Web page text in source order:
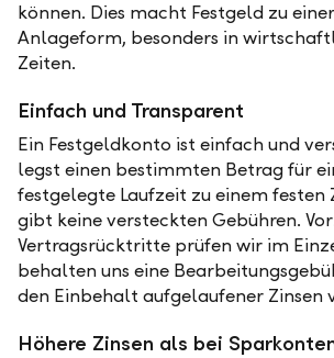
können. Dies macht Festgeld zu
Anlageform, besonders in
Zeiten.
Einfach und Transparent
Ein Festgeldkonto ist einfach und
legst einen bestimmten Betrag für
festgelegte Laufzeit zu einem festen
gibt keine versteckten Gebühren.
Vertragsrücktritte prüfen wir im
behalten uns eine
den Einbehalt aufgelaufener Zinsen
Höhere Zinsen als bei